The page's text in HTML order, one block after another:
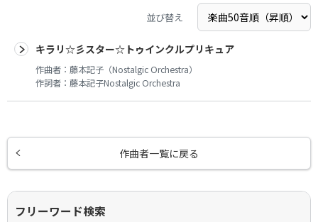
並び替え
キラリ☆彡スター☆トゥインクルプリキュア
作曲者： 藤本記子（Nostalgic Orchestra）
作詞者： 藤本記子Nostalgic Orchestra
作曲者一覧に戻る
フリーワード検索